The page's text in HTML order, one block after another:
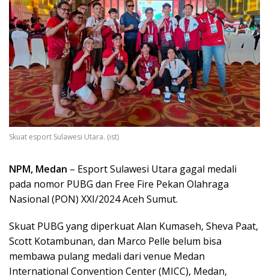
Skuat esport Sulawesi Utara. (ist)
NPM, Medan – Esport Sulawesi Utara gagal medali
pada nomor PUBG dan Free Fire Pekan Olahraga
Nasional (PON) XXI/2024 Aceh Sumut.
Skuat PUBG yang diperkuat Alan Kumaseh, Sheva Paat,
Scott Kotambunan, dan Marco Pelle belum bisa
membawa pulang medali dari venue Medan
International Convention Center (MICC), Medan,